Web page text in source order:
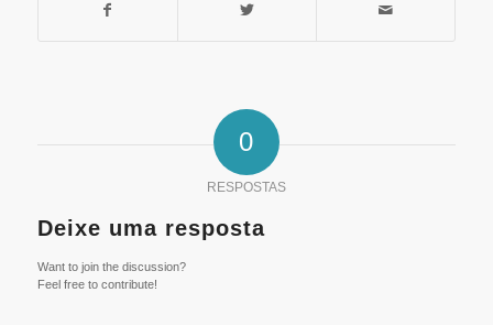
0
RESPOSTAS
Deixe uma resposta
Want to join the discussion?
Feel free to contribute!